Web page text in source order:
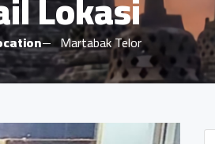
Martabak Telor